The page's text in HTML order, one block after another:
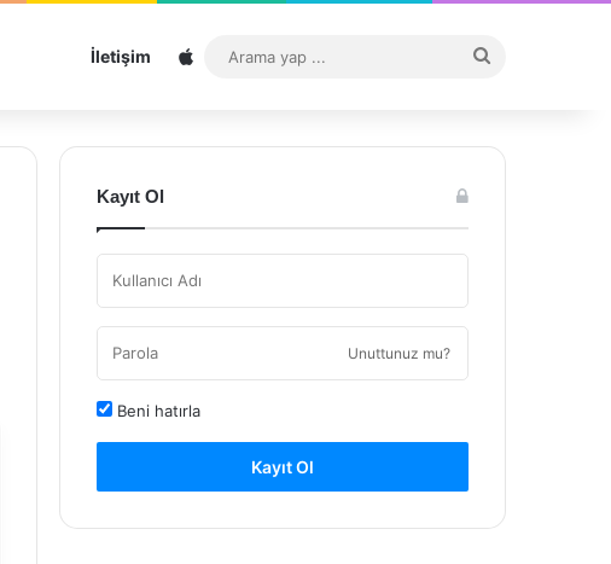
İletişim Sitemap
...
Kayıt Ol
Unuttunuz mu?
Beni hatırla
Kayıt Ol